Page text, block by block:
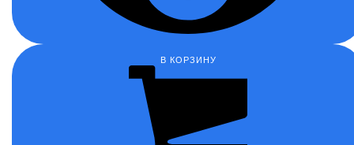
В КОРЗИНУ